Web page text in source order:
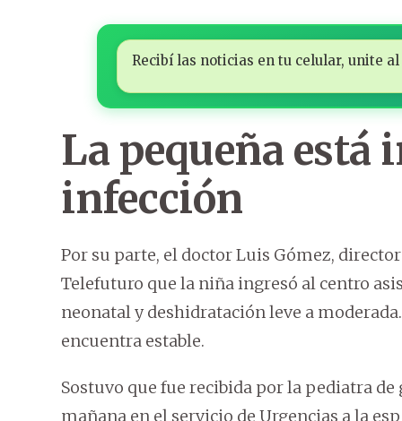
Recibí las noticias en tu celular, unite
La pequeña está
infección
Por su parte, el doctor Luis Gómez,
Telefuturo que la niña ingresó al centro
neonatal y deshidratación leve a
encuentra estable.
Sostuvo que fue recibida por la pediatra
mañana en el servicio de Urgencias a la